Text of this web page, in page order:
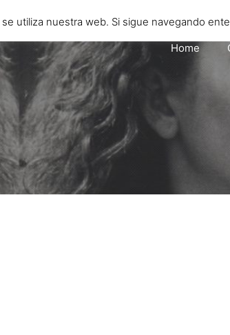
Home
utiliza nuestra web. Si sigue navegando